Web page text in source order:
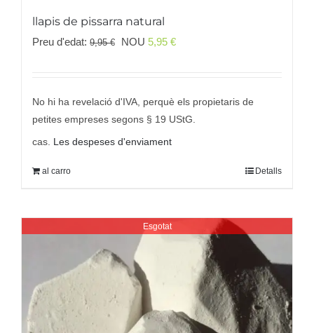
llapis de pissarra natural
Preu d'edat: 9,95€
El
era:
9,95 €
NOU 5,95 €El
és:
5,95 €.
No hi ha revelació d'IVA, perquè els propietaris de
petites empreses segons § 19 UStG.
cas. Les despeses d'enviament
al carro Detalls
Esgotat